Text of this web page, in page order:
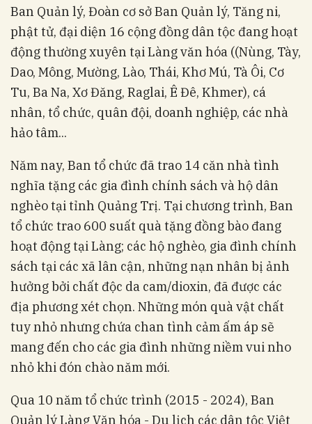
Ban Quản lý, Đoàn cơ sở Ban Quản lý, Tăng ni,
phật tử, đại diện 16 cộng đồng dân tộc đang hoạt
động thường xuyên tại Làng văn hóa ((Nùng, Tày,
Dao, Mông, Mường, Lào, Thái, Khơ Mú, Tà Ôi, Cơ
Tu, Ba Na, Xơ Đăng, Raglai, Ê Đê, Khmer), cá
nhân, tổ chức, quân đội, doanh nghiệp, các nhà
hảo tâm...
Năm nay, Ban tổ chức đã trao 14 căn nhà tình
nghĩa tặng các gia đình chính sách và hộ dân
nghèo tại tỉnh Quảng Trị. Tại chương trình, Ban
tổ chức trao 600 suất quà tặng đồng bào đang
hoạt động tại Làng; các hộ nghèo, gia đình chính
sách tại các xã lân cận, những nạn nhân bị ảnh
hưởng bởi chất độc da cam/dioxin, đã được các
địa phương xét chọn. Những món quà vật chất
tuy nhỏ nhưng chứa chan tình cảm ấm áp sẽ
mang đến cho các gia đình những niềm vui nho
nhỏ khi đón chào năm mới.
Qua 10 năm tổ chức trình (2015 - 2024), Ban
Quản lý Làng Văn hóa - Du lịch các dân tộc Việt